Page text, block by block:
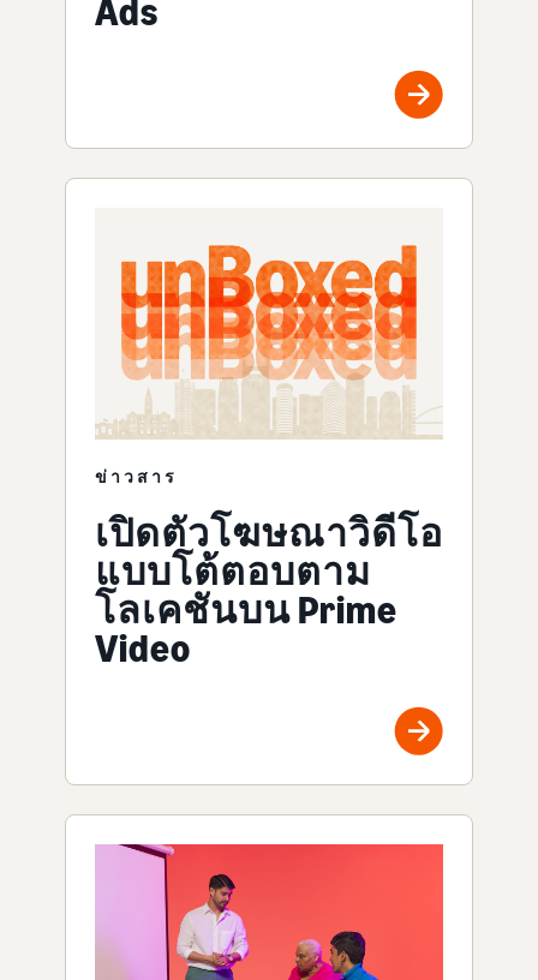
Ads
ข่าวสาร
เปิดตัวโฆษณาวิดีโอ
แบบโต้ตอบตาม
โลเคชันบน Prime
Video